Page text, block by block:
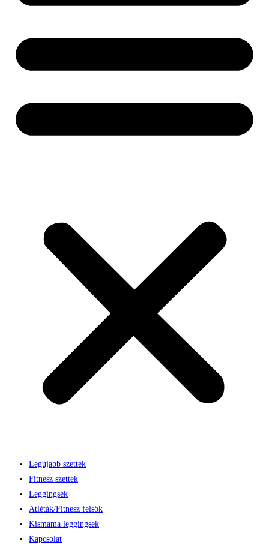
Legújabb szettek
Fitnesz szettek
Leggingsek
Atléták/Fitnesz felsők
Kismama leggingsek
Kapcsolat